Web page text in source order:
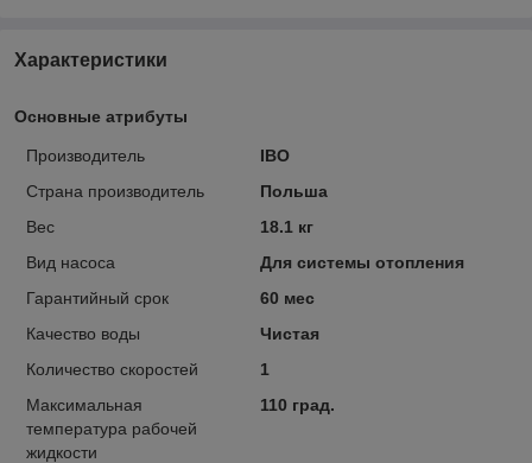
Характеристики
Основные атрибуты
Производитель
IBO
Страна производитель
Польша
Вес
18.1 кг
Вид насоса
Для системы отопления
Гарантийный срок
60 мес
Качество воды
Чистая
Количество скоростей
1
Максимальная
температура рабочей
жидкости
110 град.